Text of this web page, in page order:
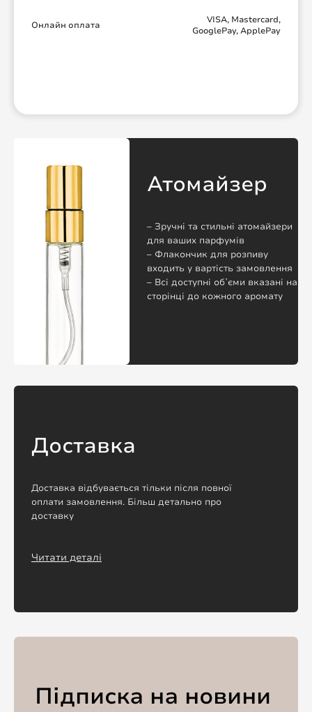
Онлайн оплата
VISA, Mastercard,
GooglePay, ApplePay
Атомайзер
– Зручні та стильні атомайзери
для ваших парфумів
– Флакончик для розпиву
входить у вартість замовлення
– Всі доступні обʼєми вказані на
сторінці до кожного аромату
Доставка
Доставка відбувається тільки після повної
оплати замовлення. Більш детально про
доставку
Читати деталі
Підписка на новини